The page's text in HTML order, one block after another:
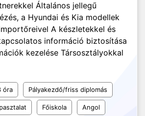
Általános jellegű
a Hyundai és Kia modellek
A készletekkel és
információ biztosítása
kezelése Társosztályokkal
óra Pályakezdő/friss diplomás
Főiskola Angol